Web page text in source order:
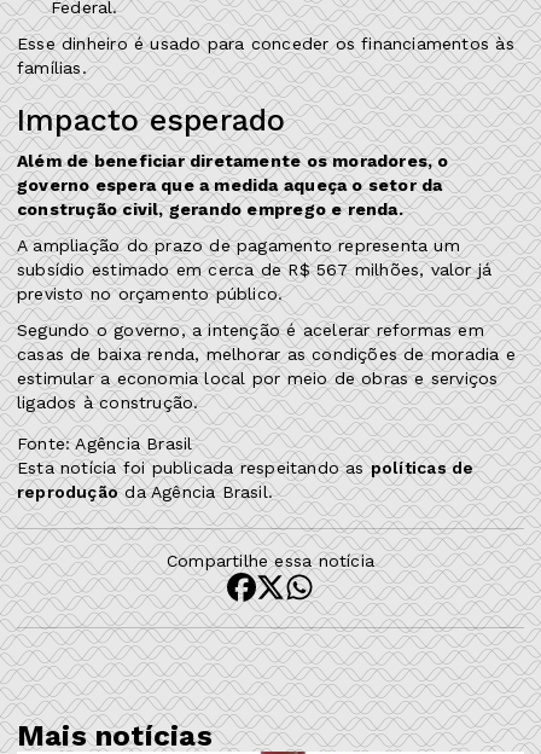
Federal.
Esse dinheiro é usado para conceder os financiamentos às
famílias.
Impacto esperado
Além de beneficiar diretamente os moradores, o
governo espera que a medida aqueça o setor da
construção civil, gerando emprego e renda.
A ampliação do prazo de pagamento representa um
subsídio estimado em cerca de R$ 567 milhões, valor já
previsto no orçamento público.
Segundo o governo, a intenção é acelerar reformas em
casas de baixa renda, melhorar as condições de moradia e
estimular a economia local por meio de obras e serviços
ligados à construção.
Fonte: Agência Brasil
Esta notícia foi publicada respeitando aspolíticas de
reproduçãoda Agência Brasil.
Compartilhe essa notícia
Mais notícias